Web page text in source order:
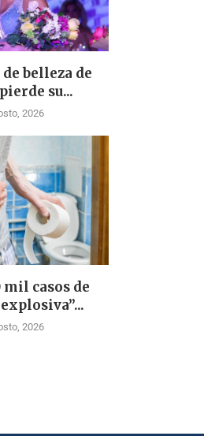
belleza de
su...
2026
mil casos de
2026